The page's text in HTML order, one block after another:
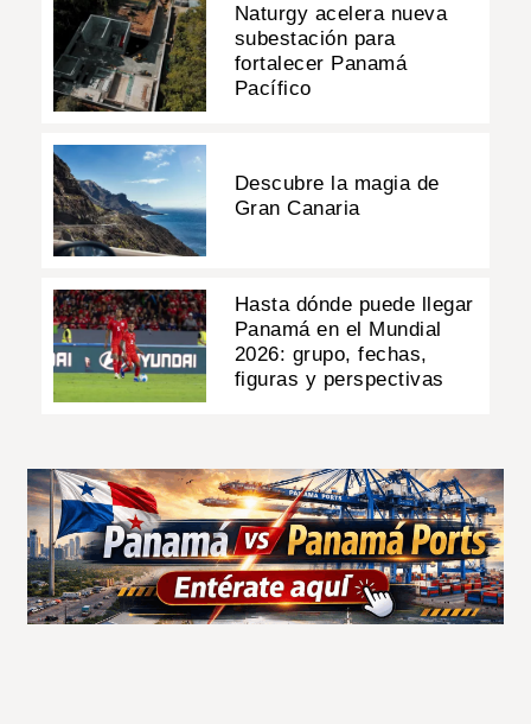
Naturgy acelera nueva
subestación para
fortalecer Panamá
Pacífico
Descubre la magia de
Gran Canaria
Hasta dónde puede llegar
Panamá en el Mundial
2026: grupo, fechas,
figuras y perspectivas